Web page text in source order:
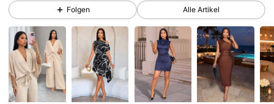
4,79
4,79 627K Follower
4,79 627K Follower
Folgen Alle Artikel